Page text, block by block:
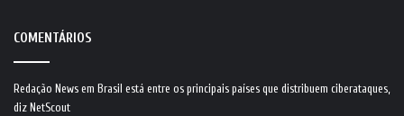
COMENTÁRIOS
Redação News em Brasil está entre os principais países que distribuem ciberataques,
diz NetScout